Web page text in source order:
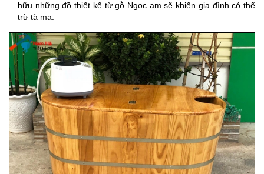
hữu những đồ thiết kế từ gỗ Ngọc am sẽ khiến gia đình có thể
trừ tà ma.